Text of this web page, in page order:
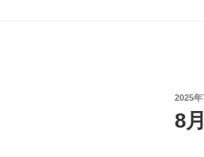
投
日:
2025年
8